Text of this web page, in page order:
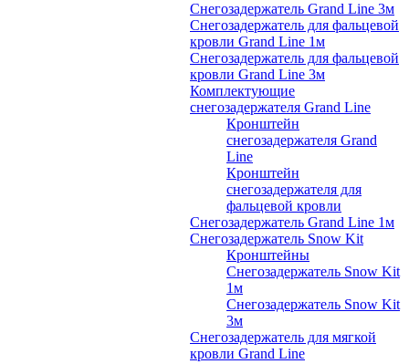
Снегозадержатель Grand Line 3м
Снегозадержатель для фальцевой
кровли Grand Line 1м
Снегозадержатель для фальцевой
кровли Grand Line 3м
Комплектующие
снегозадержателя Grand Line
Кронштейн
снегозадержателя Grand
Line
Кронштейн
снегозадержателя для
фальцевой кровли
Снегозадержатель Grand Line 1м
Снегозадержатель Snow Kit
Кронштейны
Снегозадержатель Snow Kit
1м
Снегозадержатель Snow Kit
3м
Снегозадержатель для мягкой
кровли Grand Line